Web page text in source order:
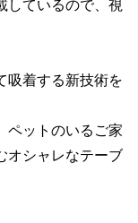
しているので、視
吸着する新技術を
ペットのいるご家
オシャレなテーブ